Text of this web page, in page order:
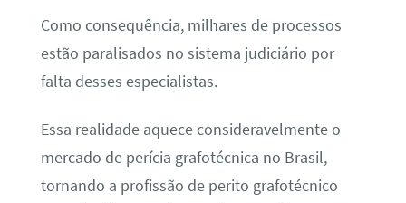
Como consequência, milhares de processos
estão paralisados no sistema judiciário por
falta desses especialistas.
Essa realidade aquece consideravelmente o
mercado de perícia grafotécnica no Brasil,
tornando a profissão de perito grafotécnico